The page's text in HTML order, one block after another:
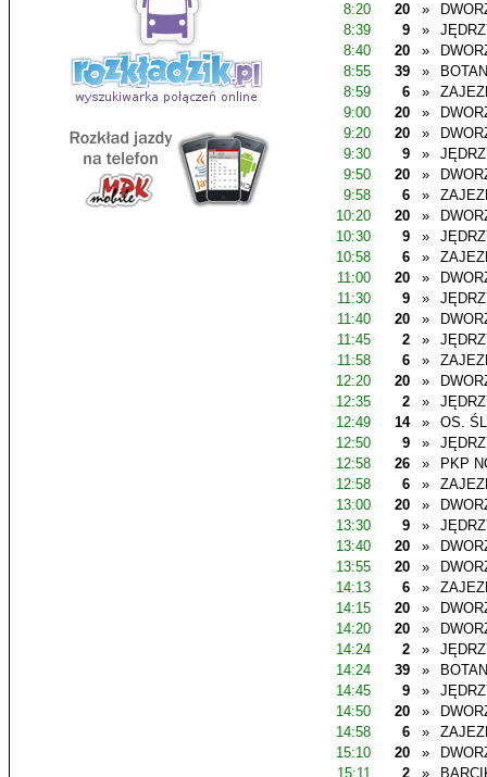
8:20
20 »
8:39
9 »
8:40
20 »
8:55
39 »
8:59
6 »
9:00
20 »
9:20
20 »
9:30
9 »
9:50
20 »
9:58
6 »
10:20
20 »
10:30
9 »
10:58
6 »
11:00
20 »
11:30
9 »
11:40
20 »
11:45
2 »
11:58
6 »
12:20
20 »
12:35
2 »
12:49
14 »
OS.
12:50
9 »
12:58
26 »
PKP
12:58
6 »
13:00
20 »
13:30
9 »
13:40
20 »
13:55
20 »
14:13
6 »
14:15
20 »
14:20
20 »
14:24
2 »
14:24
39 »
14:45
9 »
14:50
20 »
14:58
6 »
15:10
20 »
15:11
2 »